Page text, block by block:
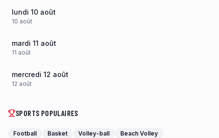
lundi 10 août
10 août
mardi 11 août
11 août
mercredi 12 août
12 août
SPORTS POPULAIRES
Football Basket Volley-ball
Beach Volley